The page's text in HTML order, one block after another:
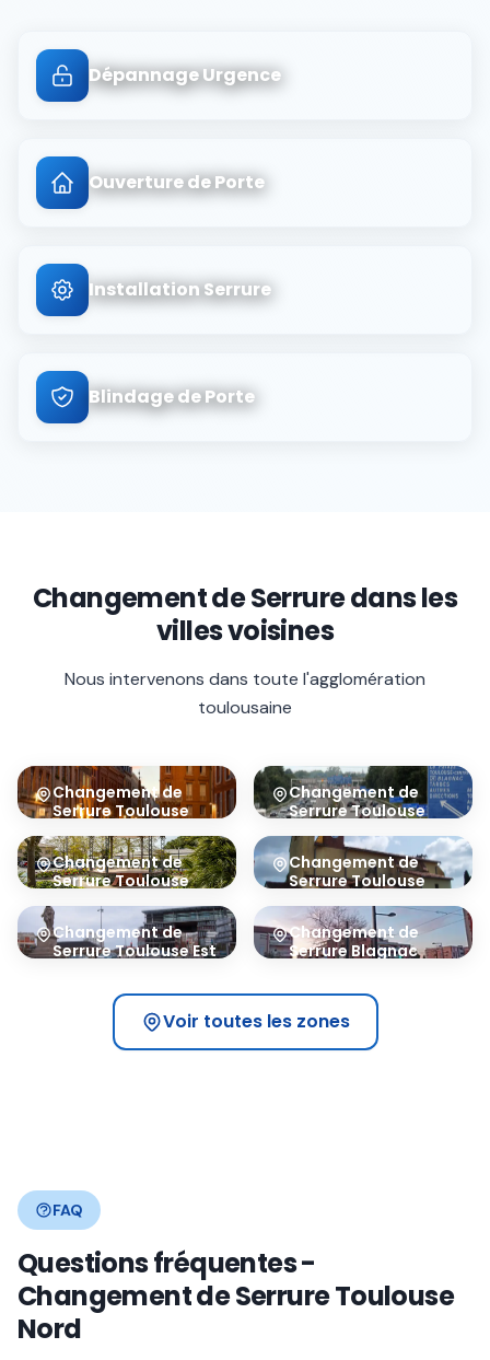
Dépannage Urgence
Ouverture de Porte
Installation Serrure
Blindage de Porte
Changement de Serruredans les
villes voisines
Nous intervenons dans toute l'agglomération
toulousaine
Changement de
Serrure Toulouse
31000
Changement de
SerrureToulouse
31100
Changement de
SerrureToulouse
31300
Changement de
SerrureToulouse
31400
Changement de
SerrureToulouse Est
Changement de
Serrure Blagnac
Voir toutes les zones
FAQ
Questions fréquentes -
Changement de Serrure Toulouse
Nord